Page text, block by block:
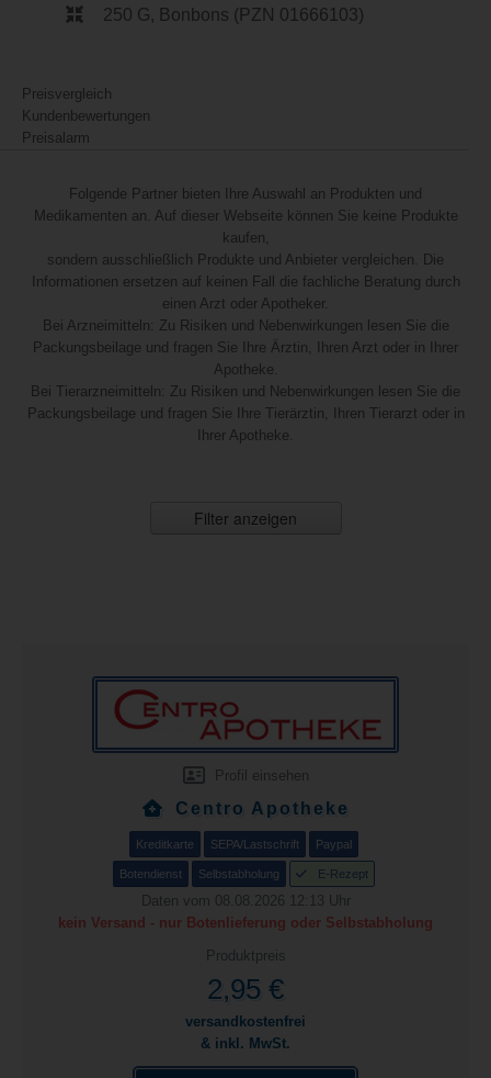
250 G, Bonbons (PZN 01666103)
Preisvergleich
Kundenbewertungen
Preisalarm
Folgende Partner bieten Ihre Auswahl an Produkten und
Medikamenten an. Auf dieser Webseite können Sie keine Produkte
kaufen,
sondern ausschließlich Produkte und Anbieter vergleichen. Die
Informationen ersetzen auf keinen Fall die fachliche Beratung durch
einen Arzt oder Apotheker.
Bei Arzneimitteln: Zu Risiken und Nebenwirkungen lesen Sie die
Packungsbeilage und fragen Sie Ihre Ärztin, Ihren Arzt oder in Ihrer
Apotheke.
Bei Tierarzneimitteln: Zu Risiken und Nebenwirkungen lesen Sie die
Packungsbeilage und fragen Sie Ihre Tierärztin, Ihren Tierarzt oder in
Ihrer Apotheke.
Filter anzeigen
Profil einsehen
Centro Apotheke
Kreditkarte SEPA/Lastschrift Paypal
Botendienst Selbstabholung E-Rezept
Daten vom 08.08.2026 12:13 Uhr
kein Versand - nur Botenlieferung oder Selbstabholung
Produktpreis
2,95 €
versandkostenfrei
& inkl. MwSt.